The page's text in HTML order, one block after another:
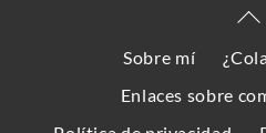
Sobre mí
Enlaces sobre